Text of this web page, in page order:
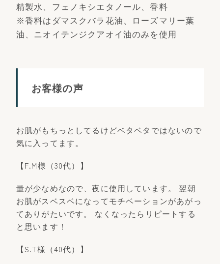
精製水、フェノキシエタノール、香料
※香料はダマスクバラ花油、ローズマリー葉
油、ニオイテンジクアオイ油のみを使用
お客様の声
お肌がもちっとしてるけどベタベタではないので
気に入ってます。
【F.M様（30代）】
量が少なめなので、夜に使用しています。 翌朝
お肌がスベスベになってモチベーションがあがっ
てありがたいです。 なくなったらリピートする
と思います！
【S.T様（40代）】